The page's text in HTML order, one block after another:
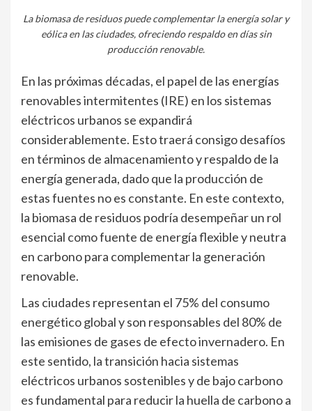
La biomasa de residuos puede complementar la energía solar y
eólica en las ciudades, ofreciendo respaldo en días sin
producción renovable.
En las próximas décadas, el papel de las energías
renovables intermitentes (IRE) en los sistemas
eléctricos urbanos se expandirá
considerablemente. Esto traerá consigo desafíos
en términos de almacenamiento y respaldo de la
energía generada, dado que la producción de
estas fuentes no es constante. En este contexto,
la biomasa de residuos podría desempeñar un rol
esencial como fuente de energía flexible y neutra
en carbono para complementar la generación
renovable.
Las ciudades representan el 75% del consumo
energético global y son responsables del 80% de
las emisiones de gases de efecto invernadero. En
este sentido, la transición hacia sistemas
eléctricos urbanos sostenibles y de bajo carbono
es fundamental para reducir la huella de carbono a